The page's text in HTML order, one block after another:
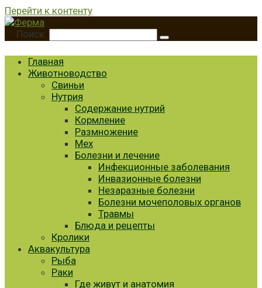
Перейти к контенту
Поиск:
Главная
Животноводство
Свиньи
Нутрия
Содержание нутрий
Кормление
Размножение
Мех
Болезни и лечение
Инфекционные заболевания
Инвазионные болезни
Незаразные болезни
Болезни мочеполовых органов
Травмы
Блюда и рецепты
Кролики
Аквакультура
Рыба
Раки
Где живут и анатомия